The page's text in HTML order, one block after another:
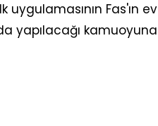
Fas'ın ev
yapılacağı kamuoyuna